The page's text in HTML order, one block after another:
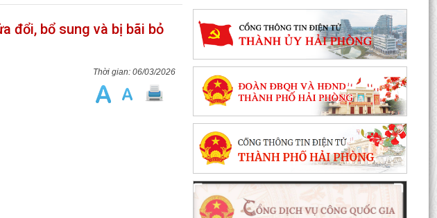
đổi, bổ sung và bị bãi bỏ
06/03/2026